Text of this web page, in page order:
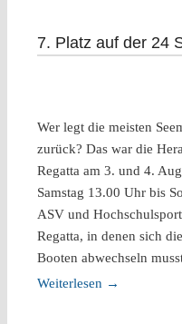
7. Platz auf der 24
Wer legt die meisten
zurück? Das war die
Regatta am 3. und 4.
Samstag 13.00 Uhr bis
ASV und
Regatta, in denen sich
Booten abwechseln
Weiterlesen →